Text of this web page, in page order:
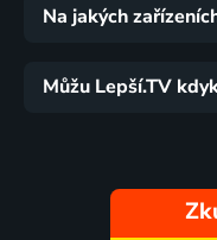
Na jakých
Můžu Lepší.TV